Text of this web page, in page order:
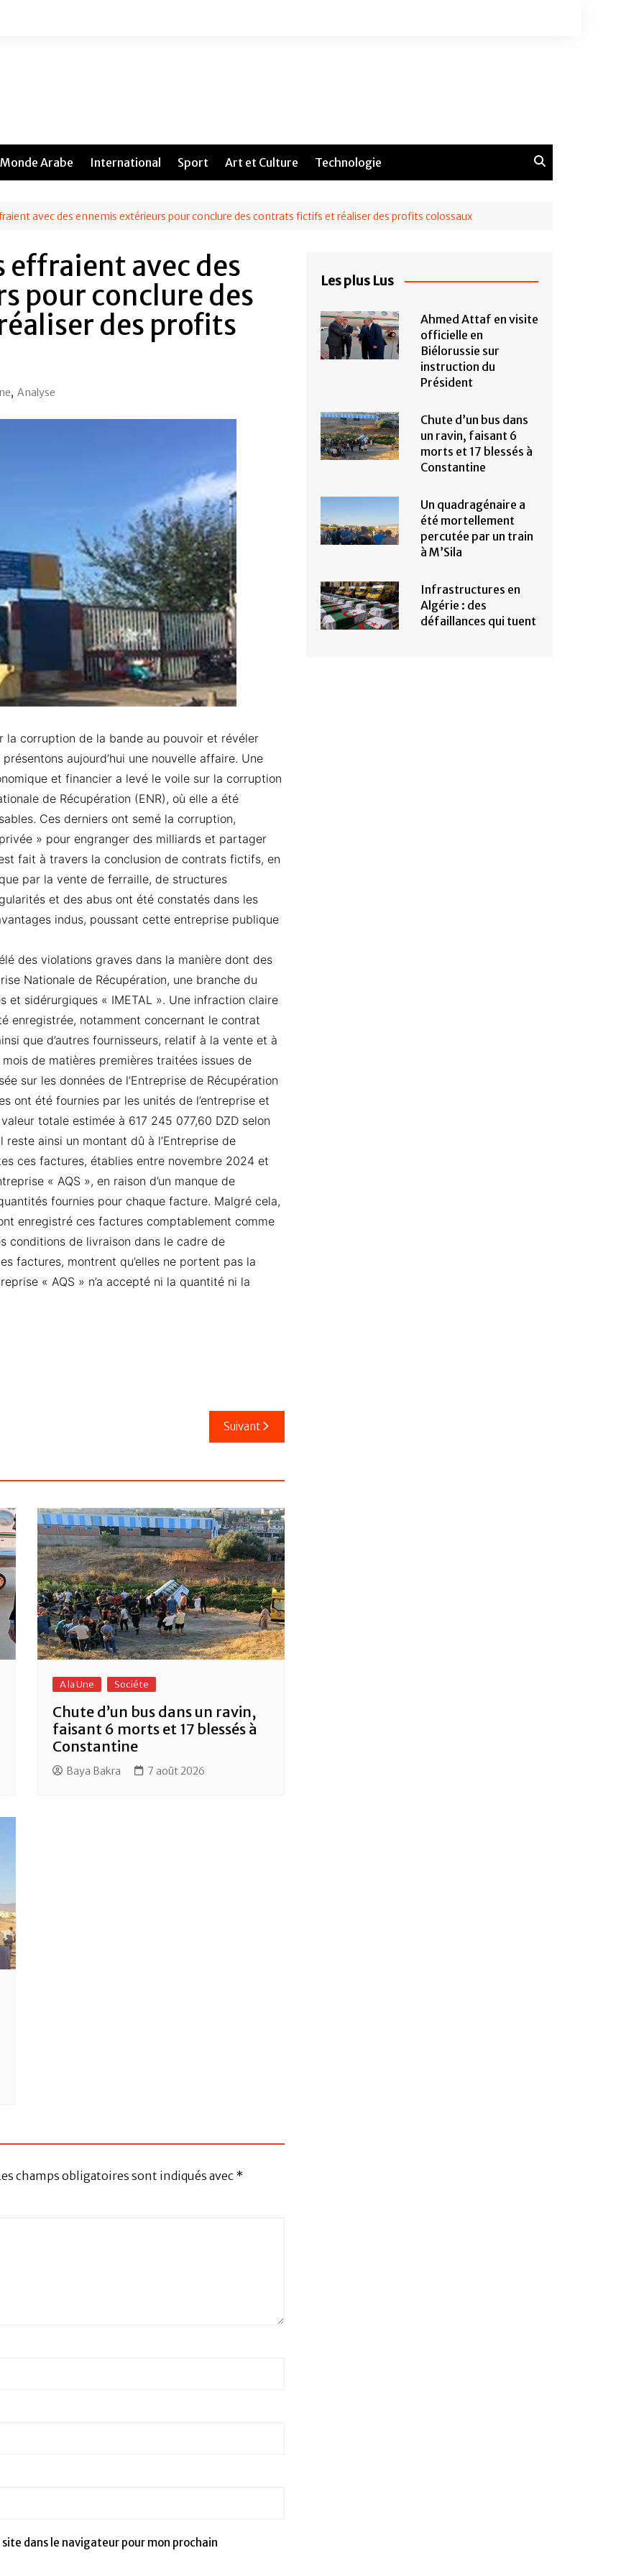
Monde Arabe International Sport Art et Culture Technologie
avec des ennemis extérieurs pour conclure des contrats fictifs et réaliser des profits colossaux
effraient avec des
pour conclure des
des profits
, Analyse
la corruption de la bande au pouvoir et révéler
aujourd’hui une nouvelle affaire. Une
et financier a levé le voile sur la corruption
de Récupération (ENR), où elle a été
Ces derniers ont semé la corruption,
» pour engranger des milliards et partager
fait à travers la conclusion de contrats fictifs, en
par la vente de ferraille, de structures
et des abus ont été constatés dans les
indus, poussant cette entreprise publique
des violations graves dans la manière dont des
Nationale de Récupération, une branche du
et sidérurgiques « IMETAL ». Une infraction claire
enregistrée, notamment concernant le contrat
que d’autres fournisseurs, relatif à la vente et à
de matières premières traitées issues de
sur les données de l’Entreprise de Récupération
ont été fournies par les unités de l’entreprise et
totale estimée à 617 245 077,60 DZD selon
ainsi un montant dû à l’Entreprise de
ces factures, établies entre novembre 2024 et
« AQS », en raison d’un manque de
fournies pour chaque facture. Malgré cela,
enregistré ces factures comptablement comme
conditions de livraison dans le cadre de
factures, montrent qu’elles ne portent pas la
« AQS » n’a accepté ni la quantité ni la
Suivant
A la Une Sociéte
Chute d’un bus dans un ravin,
faisant 6 morts et 17 blessés à
Constantine
Baya Bakra 7 août 2026
champs obligatoires sont indiqués avec *
dans le navigateur pour mon prochain
Les plus Lus
Ahmed Attaf en visite
officielle en
Biélorussie sur
instruction du
Président
Chute d’un bus dans
un ravin, faisant 6
morts et 17 blessés à
Constantine
Un quadragénaire a
été mortellement
percutée par un train
à M’Sila
Infrastructures en
Algérie : des
défaillances qui tuent